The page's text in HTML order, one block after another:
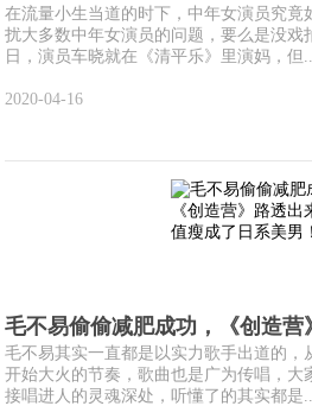
在流量小生当道的时下，中年女演员究竟
扰大多数中年女演员的问题，要么是没戏
日，演员车晓就在《清平乐》里演妈，但
2020-04-16
毛不易偷偷减肥成功，《创造营
毛不易其实一直都是以实力歌手出道的，
开始大火的节奏，歌曲也是广为传唱，大
接唱进人的灵魂深处，听懂了的其实都是